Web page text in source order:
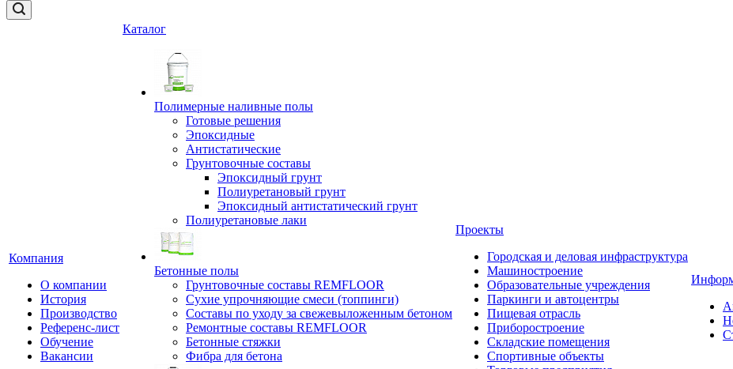
Компания
О компании
История
Производство
Референс-лист
Обучение
Вакансии
Каталог
Полимерные наливные полы
Готовые решения
Эпоксидные
Антистатические
Грунтовочные составы
Эпоксидный грунт
Полиуретановый грунт
Эпоксидный антистатический грунт
Полиуретановые лаки
Бетонные полы
Грунтовочные составы REMFLOOR
Сухие упрочняющие смеси (топпинги)
Составы по уходу за свежевыложенным бетоном
Ремонтные составы REMFLOOR
Бетонные стяжки
Фибра для бетона
Проекты
Городская и деловая инфраструктура
Машиностроение
Образовательные учреждения
Паркинги и автоцентры
Пищевая отрасль
Приборостроение
Складские помещения
Спортивные объекты